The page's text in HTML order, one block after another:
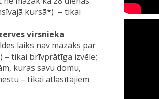
kursā*) – tikai
virsnieka
laiks nav mazāks par
– tikai brīvprātīga izvēle;
kuras savu domu,
– tikai atlasītajiem